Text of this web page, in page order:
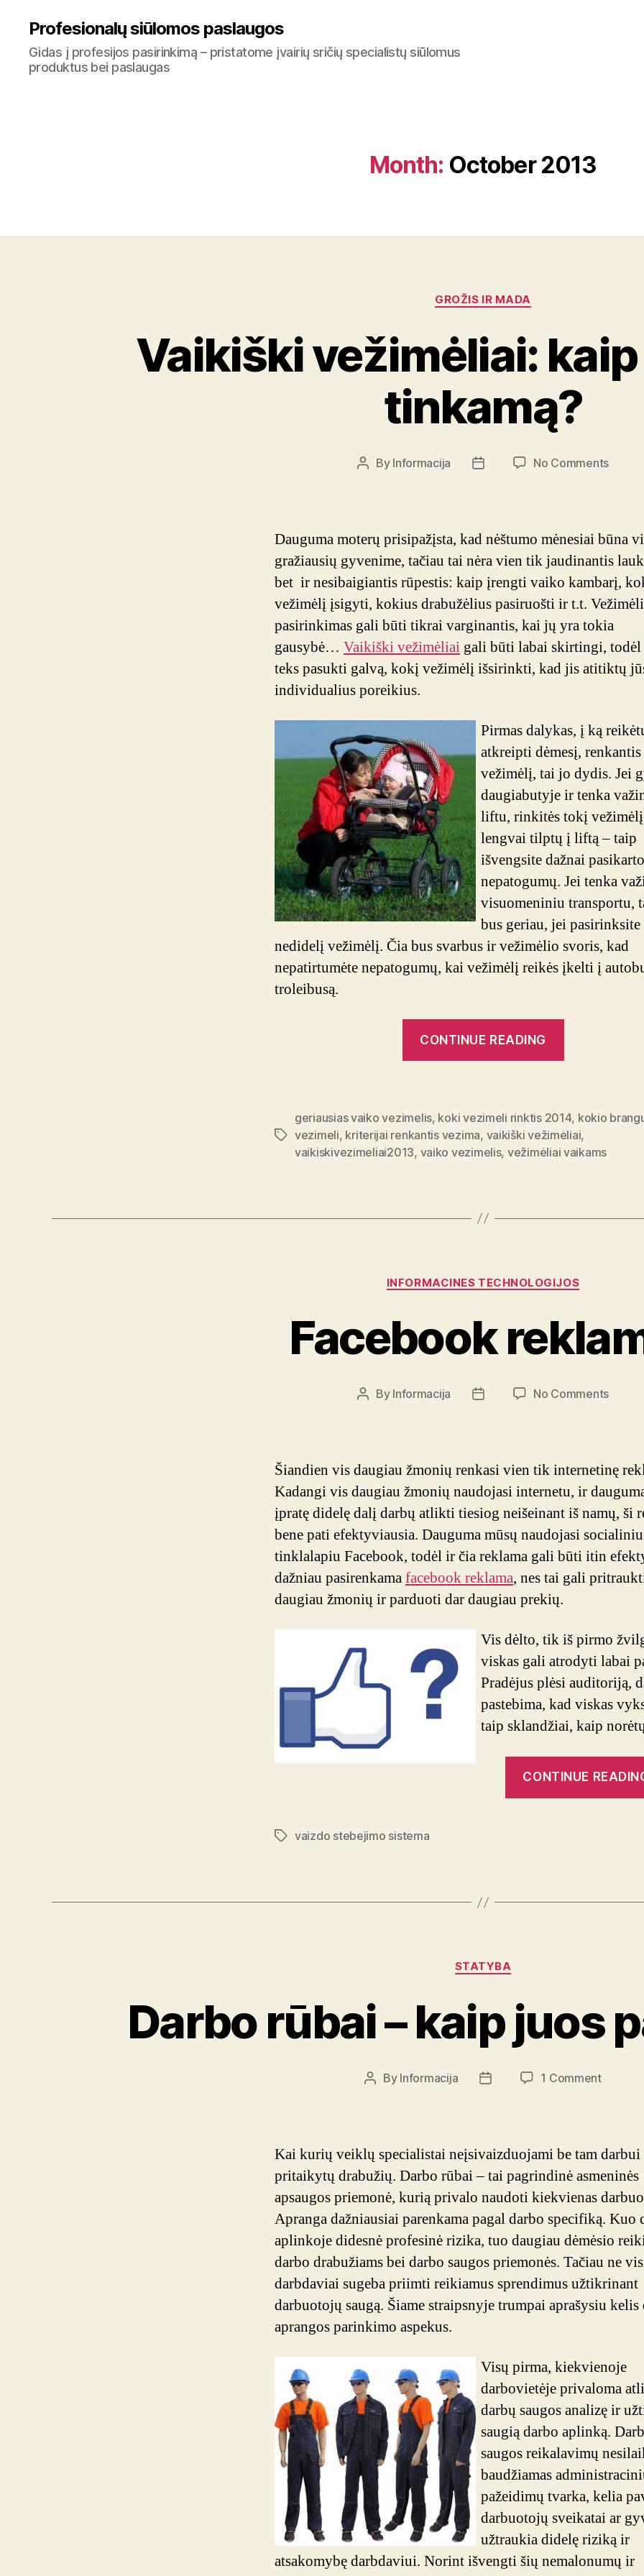
Profesionalų siūlomos paslaugos
Gidas į profesijos pasirinkimą – pristatome įvairių sričių specialistų siūlomus
produktus bei paslaugas
Month: October 2013
Categories
GROŽIS IR MADA
Vaikiški vežimėliai:
tinkamą?
Post
By Informacija
Post
No Commentson
išsirinkti
Dauguma moterų prisipažįsta, kad nėštumo mėnesiai būna
gražiausių gyvenime, tačiau tai nėra vien tik jaudinantis
bet ir nesibaigiantis rūpestis: kaip įrengti vaiko kambarį,
vežimėlį įsigyti, kokius drabužėlius pasiruošti ir t.t.
pasirinkimas gali būti tikrai varginantis, kai jų yra tokia
gausybė… Vaikiški vežimėliai gali būti labai skirtingi, todėl
teks pasukti galvą, kokį vežimėlį išsirinkti, kad jis atitiktų
individualius poreikius.
Pirmas dalykas, į ką
atkreipti dėmesį, renkantis
vežimėlį, tai jo dydis. Jei
daugiabutyje ir tenka
liftu, rinkitės tokį
lengvai tilptų į liftą – taip
išvengsite dažnai
nepatogumų. Jei tenka
visuomeniniu transportu,
bus geriau, jei pasirinksite
nedidelį vežimėlį. Čia bus svarbus ir vežimėlio svoris, kad
nepatirtumėte nepatogumų, kai vežimėlį reikės įkelti į
troleibusą.
CONTINUE READING
tinkamą?”
Tags
geriausias vaiko vezimelis, koki vezimeli rinktis 2014, kokio
vezimeli, kriterijai renkantis vezima, vaikiški vežimėliai,
vaikiskivezimeliai2013, vaiko vezimelis, vežimėliai vaikams
Categories
INFORMACINES TECHNOLOGIJOS
Facebook
Post
By Informacija
Post
No Commentson
Šiandien vis daugiau žmonių renkasi vien tik internetinę
Kadangi vis daugiau žmonių naudojasi internetu, ir
įpratę didelę dalį darbų atlikti tiesiog neišeinant iš namų, ši
bene pati efektyviausia. Dauguma mūsų naudojasi socialiniu
tinklalapiu Facebook, todėl ir čia reklama gali būti itin
dažniau pasirenkamafacebook reklama, nes tai gali
daugiau žmonių ir parduoti dar daugiau prekių.
Vis dėlto, tik iš pirmo
viskas gali atrodyti labai
Pradėjus plėsi auditoriją,
pastebima, kad viskas
taip sklandžiai, kaip
CONTINUE
Tagsvaizdo stebejimo sistema
Categories
STATYBA
Darbo rūbai – kaip juos
Post
By Informacija
Post
1 Commenton
kaip
juos
Kai kurių veiklų specialistai neįsivaizduojami be tam darbui
pritaikytų drabužių. Darbo rūbai – tai pagrindinė asmeninės
apsaugos priemonė, kurią privalo naudoti kiekvienas
Apranga dažniausiai parenkama pagal darbo specifiką. Kuo
aplinkoje didesnė profesinė rizika, tuo daugiau dėmėsio
darbo drabužiams bei darbo saugos priemonės. Tačiau ne
darbdaviai sugeba priimti reikiamus sprendimus užtikrinant
darbuotojų saugą. Šiame straipsnyje trumpai aprašysiu kelis
aprangos parinkimo aspekus.
Visų pirma, kiekvienoje
darbovietėje privaloma
darbų saugos analizę ir
saugią darbo aplinką.
saugos reikalavimų
baudžiamas
pažeidimų tvarka, kelia
darbuotojų sveikatai ar
užtraukia didelę riziką ir
atsakomybę darbdaviui. Norint išvengti šių nemalonumų ir